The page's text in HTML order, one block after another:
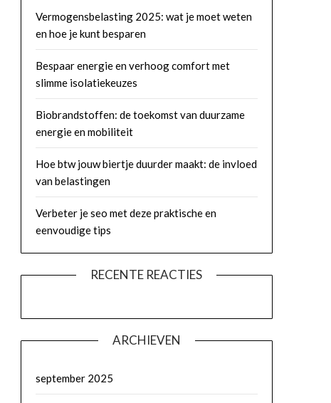
Vermogensbelasting 2025: wat je moet weten
en hoe je kunt besparen
Bespaar energie en verhoog comfort met
slimme isolatiekeuzes
Biobrandstoffen: de toekomst van duurzame
energie en mobiliteit
Hoe btw jouw biertje duurder maakt: de invloed
van belastingen
Verbeter je seo met deze praktische en
eenvoudige tips
RECENTE REACTIES
ARCHIEVEN
september 2025